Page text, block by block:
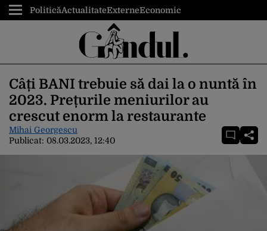
PoliticăActualitateExterneEconomic
Câți BANI trebuie să dai la o nuntă în
2023. Prețurile meniurilor au
crescut enorm la restaurante
Mihai Georgescu
Publicat: 08.03.2023, 12:40